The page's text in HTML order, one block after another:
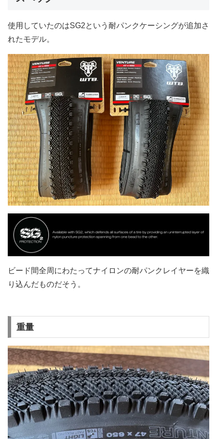
使用していたのはSG2という耐パンクケーシングが追加さ
れたモデル。
ビード間全周にわたってナイロンの耐パンクレイヤーを織
り込んだものだそう。
重量